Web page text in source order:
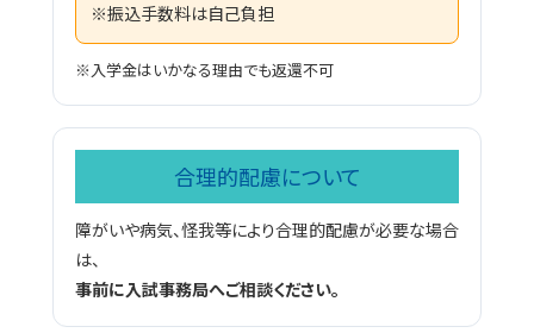
※振込手数料は自己負担
※入学金はいかなる理由でも返還不可
合理的配慮について
障がいや病気、怪我等により合理的配慮が必要な場合
は、
事前に入試事務局へご相談ください。